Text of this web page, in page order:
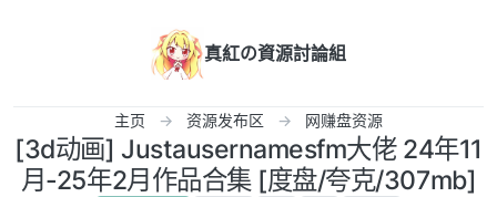
真紅の資源討論組
主页 资源发布区 网赚盘资源
[3d动画] Justausernamesfm大佬 24年11
月-25年2月作品合集 [度盘/夸克/307mb]